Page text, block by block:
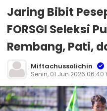
Jaring Bibit
FORSGI Seleksi
Rembang, Pati,
Miftachussolichin
Senin, 01 Jun 2026 06:40